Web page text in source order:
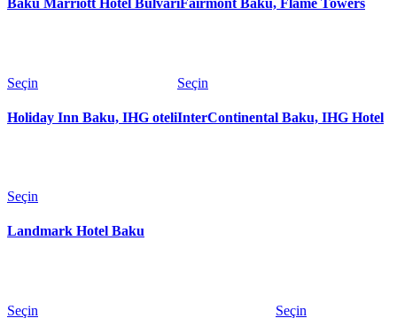
Baku Marriott Hotel Bulvarı Fairmont Baku, Flame Towers
Seçin
Holiday Inn Baku, IHG oteli
Seçin
InterContinental Baku, IHG Hotel
Seçin
Landmark Hotel Baku
Seçin Seçin